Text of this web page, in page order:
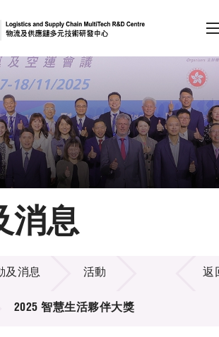
容（按回車鍵）
會員登入
A A EN 繁 简
計劃
消息
及消息 活動
2025 智慧生活夥伴大獎
返